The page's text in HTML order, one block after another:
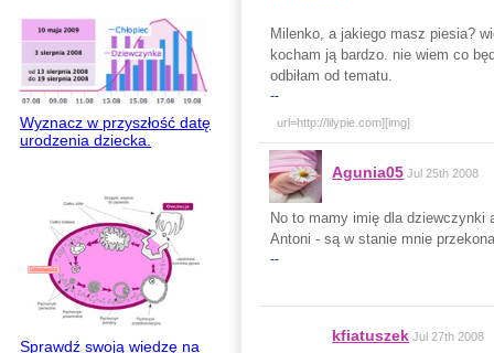
Wyznacz w przyszłość datę
urodzenia dziecka.
Sprawdź swoją wiedzę na
Milenko, a jakiego masz piesia?
kocham ją bardzo. nie wiem co
odbiłam od tematu.
--
url=http://lilypie.com][img]
Agunia05 Jul 25th 2008
No to mamy imię dla dziewczynki
Antoni - są w stanie mnie
--
kfiatuszek Jul 27th 2008